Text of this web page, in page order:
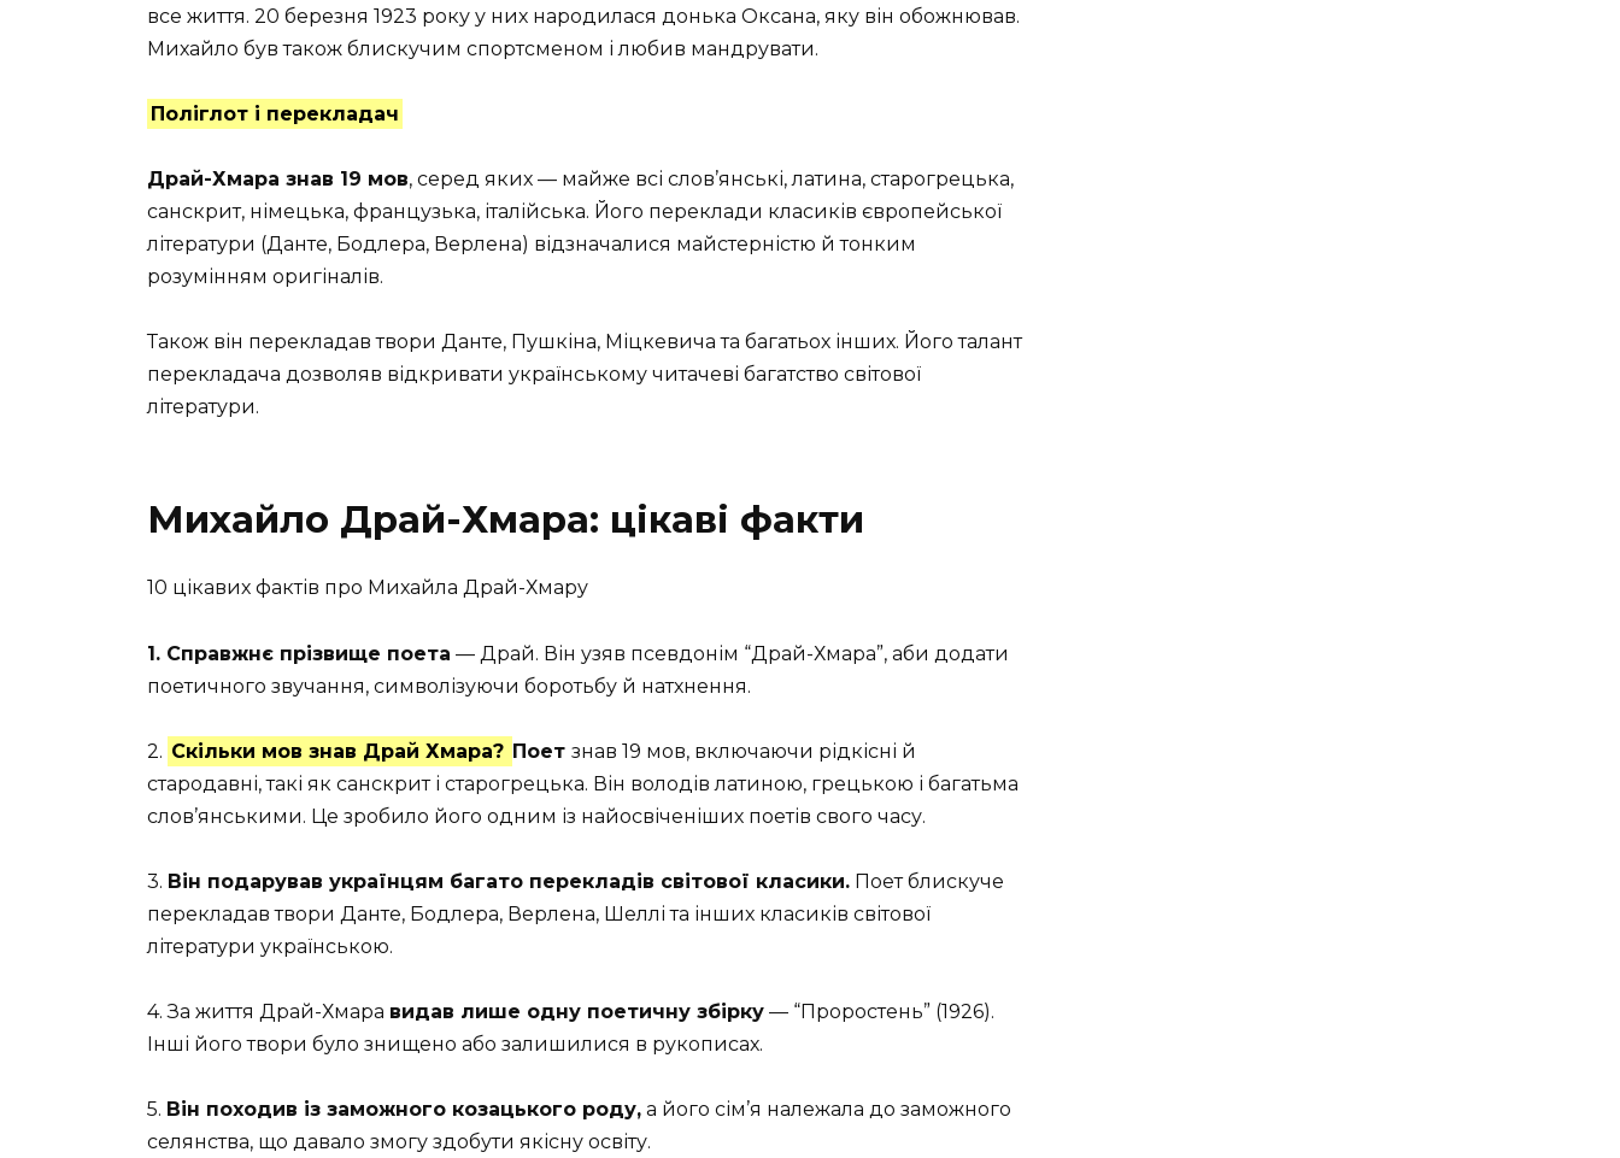
все життя. 20 березня 1923 року у них народилася донька Оксана, яку він обожнював.
Михайло був також блискучим спортсменом і любив мандрувати.
Поліглот і перекладач
Драй-Хмара знав 19 мов, серед яких — майже всі слов’янські, латина, старогрецька,
санскрит, німецька, французька, італійська. Його переклади класиків європейської
літератури (Данте, Бодлера, Верлена) відзначалися майстерністю й тонким
розумінням оригіналів.
Також він перекладав твори Данте, Пушкіна, Міцкевича та багатьох інших. Його талант
перекладача дозволяв відкривати українському читачеві багатство світової
літератури.
Михайло Драй-Хмара: цікаві факти
10 цікавих фактів про Михайла Драй-Хмару
1. Справжнє прізвище поета — Драй. Він узяв псевдонім “Драй-Хмара”, аби додати
поетичного звучання, символізуючи боротьбу й натхнення.
2. Скільки мов знав Драй Хмара? Поетзнав 19 мов, включаючи рідкісні й
стародавні, такі як санскрит і старогрецька. Він володів латиною, грецькою і багатьма
слов’янськими. Це зробило його одним із найосвіченіших поетів свого часу.
3. Він подарував українцям багато перекладів світової класики. Поет блискуче
перекладав твори Данте, Бодлера, Верлена, Шеллі та інших класиків світової
літератури українською.
4. За життя Драй-Хмара видав лише одну поетичну збірку — “Проростень” (1926).
Інші його твори було знищено або залишилися в рукописах.
5. Він походив із заможного козацького роду, а його сім’я належала до заможного
селянства, що давало змогу здобути якісну освіту.